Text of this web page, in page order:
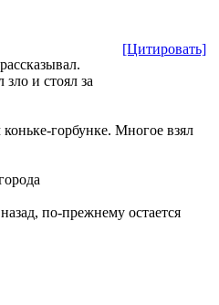
[Цитировать]
и стоял за
горбунке. Многое взял
по-прежнему остается